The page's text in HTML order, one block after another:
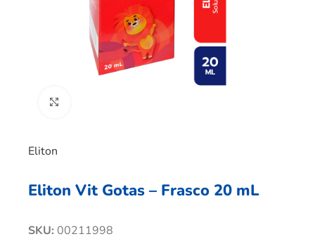
Eliton
Eliton Vit Gotas – Frasco 20 mL
SKU: 00211998